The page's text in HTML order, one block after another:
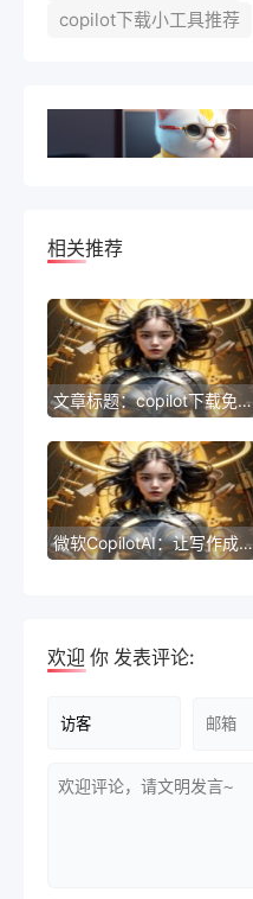
copilot下载小工具推荐
相关推荐
文章标题：copilot下载免费工具排名-免费工具排名Top 10：最受欢迎的下载列表
微软CopilotAI：让写作成为一种享受
欢迎 你 发表评论: